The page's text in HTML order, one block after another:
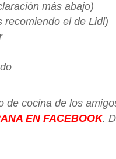
más abajo)
recomiendo el de Lidl)
de cocina de los
EN FACEBOOK.